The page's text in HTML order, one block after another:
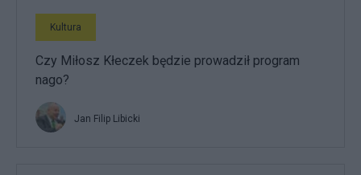
Kultura
Czy Miłosz Kłeczek będzie prowadził program
nago?
Jan Filip Libicki